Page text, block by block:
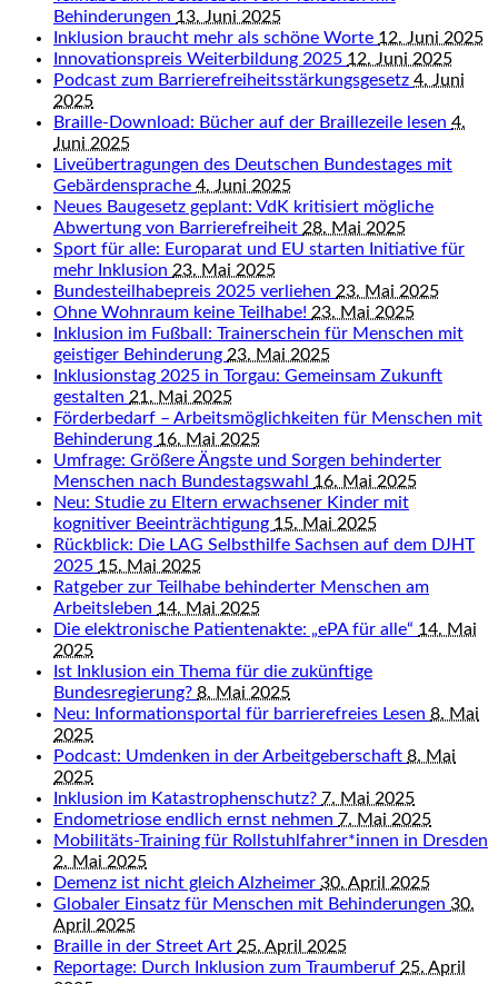
Behinderungen 13. Juni 2025
Inklusion braucht mehr als schöne Worte 12. Juni 2025
Innovationspreis Weiterbildung 2025 12. Juni 2025
Podcast zum Barrierefreiheitsstärkungsgesetz 4. Juni
2025
Braille-Download: Bücher auf der Braillezeile lesen 4.
Juni 2025
Liveübertragungen des Deutschen Bundestages mit
Gebärdensprache 4. Juni 2025
Neues Baugesetz geplant: VdK kritisiert mögliche
Abwertung von Barrierefreiheit 28. Mai 2025
Sport für alle: Europarat und EU starten Initiative für
mehr Inklusion 23. Mai 2025
Bundesteilhabepreis 2025 verliehen 23. Mai 2025
Ohne Wohnraum keine Teilhabe! 23. Mai 2025
Inklusion im Fußball: Trainerschein für Menschen mit
geistiger Behinderung 23. Mai 2025
Inklusionstag 2025 in Torgau: Gemeinsam Zukunft
gestalten 21. Mai 2025
Förderbedarf – Arbeitsmöglichkeiten für Menschen mit
Behinderung 16. Mai 2025
Umfrage: Größere Ängste und Sorgen behinderter
Menschen nach Bundestagswahl 16. Mai 2025
Neu: Studie zu Eltern erwachsener Kinder mit
kognitiver Beeinträchtigung 15. Mai 2025
Rückblick: Die LAG Selbsthilfe Sachsen auf dem DJHT
2025 15. Mai 2025
Ratgeber zur Teilhabe behinderter Menschen am
Arbeitsleben 14. Mai 2025
Die elektronische Patientenakte: „ePA für alle“ 14. Mai
2025
Ist Inklusion ein Thema für die zukünftige
Bundesregierung? 8. Mai 2025
Neu: Informationsportal für barrierefreies Lesen 8. Mai
2025
Podcast: Umdenken in der Arbeitgeberschaft 8. Mai
2025
Inklusion im Katastrophenschutz? 7. Mai 2025
Endometriose endlich ernst nehmen 7. Mai 2025
Mobilitäts-Training für Rollstuhlfahrer*innen in Dresden
2. Mai 2025
Demenz ist nicht gleich Alzheimer 30. April 2025
Globaler Einsatz für Menschen mit Behinderungen 30.
April 2025
Braille in der Street Art 25. April 2025
Reportage: Durch Inklusion zum Traumberuf 25. April